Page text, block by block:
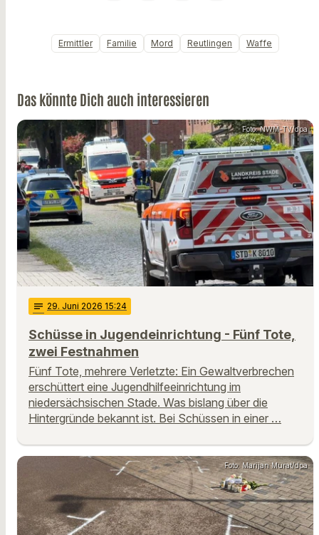
Ermittler Familie Mord Reutlingen Waffe
Das könnte Dich auch interessieren
Foto: NWM-TV/dpa
notes 29. Juni 2026 15:24
Schüsse in Jugendeinrichtung - Fünf Tote,
zwei Festnahmen
Fünf Tote, mehrere Verletzte: Ein Gewaltverbrechen
erschüttert eine Jugendhilfeeinrichtung im
niedersächsischen Stade. Was bislang über die
Hintergründe bekannt ist. Bei Schüssen in einer …
Foto: Marijan Murat/dpa